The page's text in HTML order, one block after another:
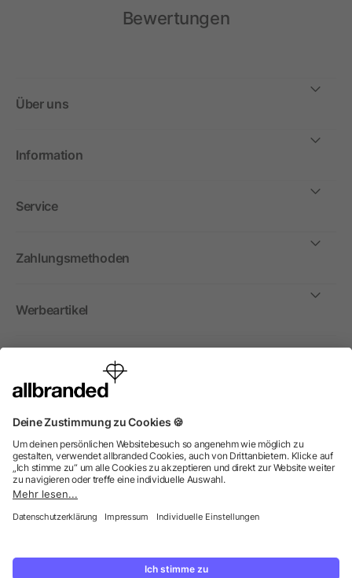
Bewertungen
Über uns
Information
Service
Zahlungsmethoden
Werbeartikel
International
Wir verkaufen Werbeartikel, Werbemittel und
Vereine. Alle Preise zzgl. MwSt.